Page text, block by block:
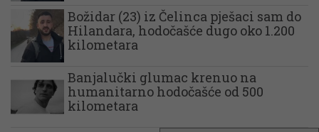
Božidar (23) iz Čelinca pješaci sam do
Hilandara, hodočašće dugo oko 1.200
kilometara
Banjalučki glumac krenuo na
humanitarno hodočašće od 500
kilometara